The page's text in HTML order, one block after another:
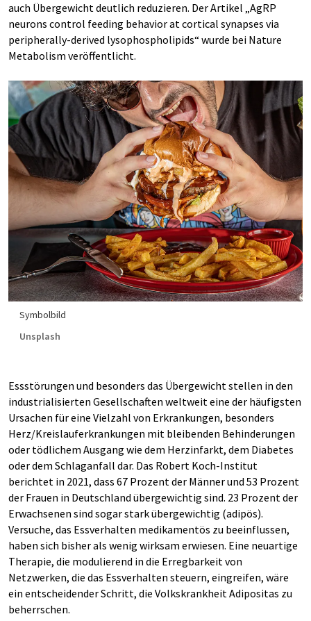
auch Übergewicht deutlich reduzieren. Der Artikel „AgRP
neurons control feeding behavior at cortical synapses via
peripherally-derived lysophospholipids“ wurde bei Nature
Metabolism veröffentlicht.
Symbolbild
Unsplash
Essstörungen und besonders das Übergewicht stellen in den
industrialisierten Gesellschaften weltweit eine der häufigsten
Ursachen für eine Vielzahl von Erkrankungen, besonders
Herz/Kreislauferkrankungen mit bleibenden Behinderungen
oder tödlichem Ausgang wie dem Herzinfarkt, dem Diabetes
oder dem Schlaganfall dar. Das Robert Koch-Institut
berichtet in 2021, dass 67 Prozent der Männer und 53 Prozent
der Frauen in Deutschland übergewichtig sind. 23 Prozent der
Erwachsenen sind sogar stark übergewichtig (adipös).
Versuche, das Essverhalten medikamentös zu beeinflussen,
haben sich bisher als wenig wirksam erwiesen. Eine neuartige
Therapie, die modulierend in die Erregbarkeit von
Netzwerken, die das Essverhalten steuern, eingreifen, wäre
ein entscheidender Schritt, die Volkskrankheit Adipositas zu
beherrschen.